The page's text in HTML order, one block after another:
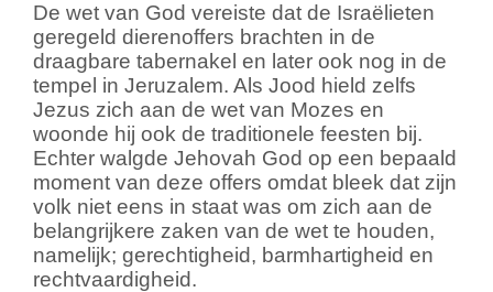
De wet van God vereiste dat de Israëlieten
geregeld dierenoffers brachten in de
draagbare tabernakel en later ook nog in de
tempel in Jeruzalem. Als Jood hield zelfs
Jezus zich aan de wet van Mozes en
woonde hij ook de traditionele feesten bij.
Echter walgde Jehovah God op een bepaald
moment van deze offers omdat bleek dat zijn
volk niet eens in staat was om zich aan de
belangrijkere zaken van de wet te houden,
namelijk; gerechtigheid, barmhartigheid en
rechtvaardigheid.